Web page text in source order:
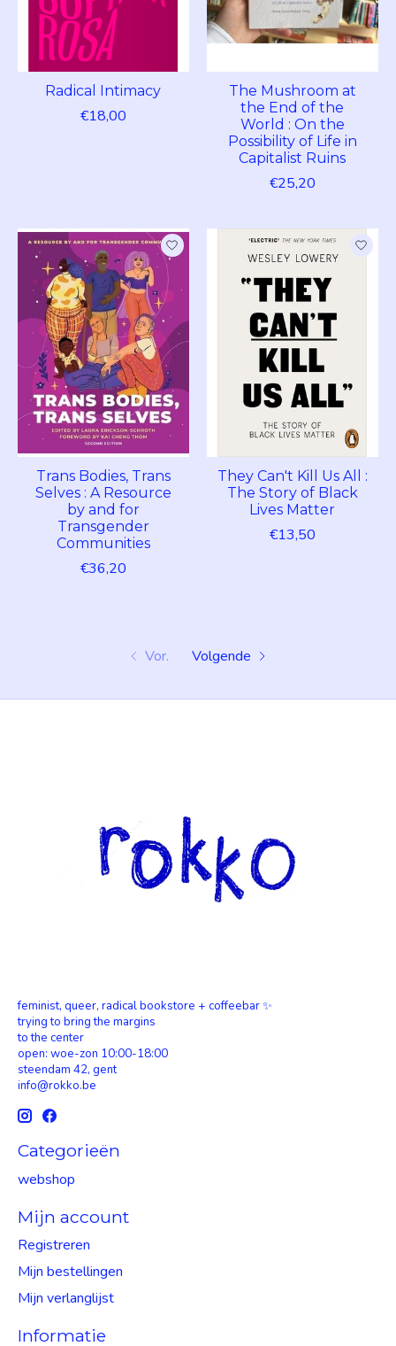
Radical Intimacy
€18,00
The Mushroom at
the End of the
World : On the
Possibility of Life in
Capitalist Ruins
€25,20
Trans Bodies, Trans
Selves : A Resource
by and for
Transgender
Communities
€36,20
They Can't Kill Us All :
The Story of Black
Lives Matter
€13,50
Vor. Volgende
feminist, queer, radical bookstore + coffeebar ✨
trying to bring the margins
to the center
open: woe-zon 10:00-18:00
steendam 42, gent
info@rokko.be
Categorieën
webshop
Mijn account
Registreren
Mijn bestellingen
Mijn verlanglijst
Informatie